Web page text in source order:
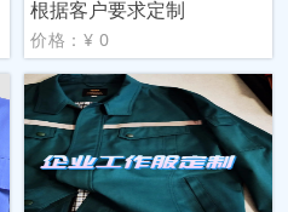
根据客户要求定制
价格：¥ 0